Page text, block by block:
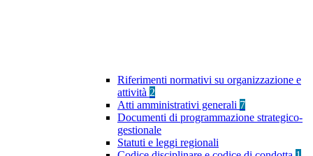
Riferimenti normativi su organizzazione e
attività 2
Atti amministrativi generali 7
Documenti di programmazione strategico-
gestionale
Statuti e leggi regionali